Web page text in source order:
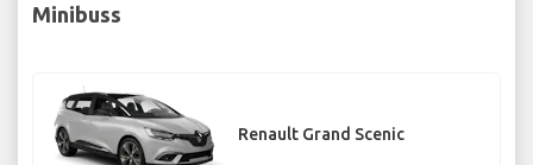
Minibuss
Renault Grand Scenic